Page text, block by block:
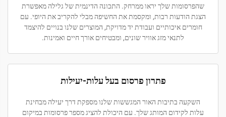
שהפרסומות שלך יראו ממרחק. התכונה הדינמית של גלילה מאפשרת
הצגת הודעות רבות, ומקסמת את החשיפה מבלי להקריב את היופי. עם
חומרים איכותיים ועבודת יד מדויקת, המוצרים שלנו בנויים להיצמד
לתנאי מזג אוויר שונים, ומבטיחים אורך חיים ואמינות.
פתרון פרסום בעל עלות-יעילות
השקעה בתיבות האור המגששות שלנו מספקת דרך יעילה מבחינת
עלות לקידום המותג שלך. עם היכולת להציג מספר פרסומות במיקום